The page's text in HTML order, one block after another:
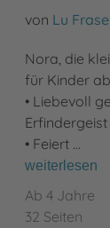
von Lu
Nora, die
für Kinder
• Liebevoll
Erfindergeist
• Feiert …
weiterlesen
Ab 4 Jahre
32 Seiten